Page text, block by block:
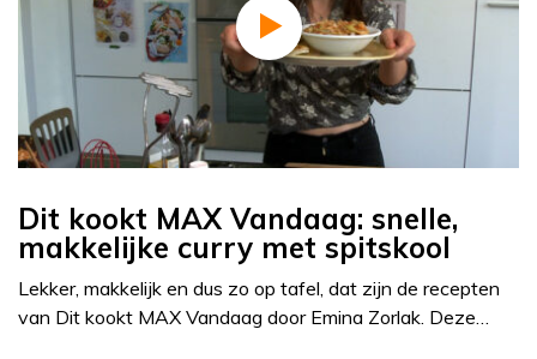
Dit kookt MAX Vandaag: snelle,
makkelijke curry met spitskool
Lekker, makkelijk en dus zo op tafel, dat zijn de recepten
van Dit kookt MAX Vandaag door Emina Zorlak. Deze…